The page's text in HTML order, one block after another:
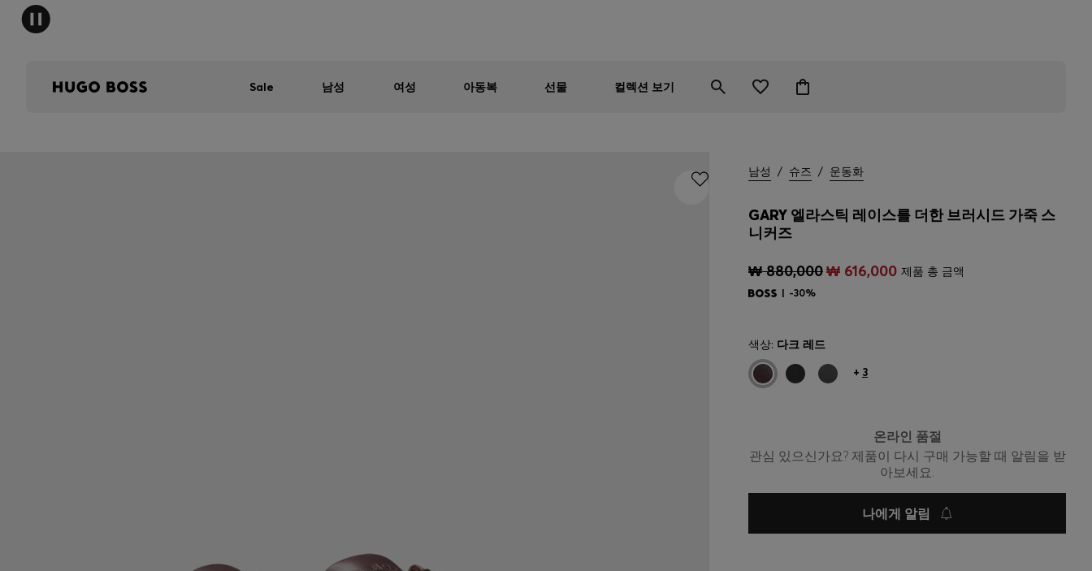
Sale 남성 여성 아동복 선물 컬렉션 보기
남성 / 슈즈 / 운동화
GARY 엘라스틱 레이스를 더한 브러시드 가죽 스
니커즈
₩ 880,000₩ 616,000 제품 총 금액
-30%
색상: 다크 레드
+ 3
온라인 품절
관심 있으신가요? 제품이 다시 구매 가능할 때 알림을 받
아보세요.
나에게 알림